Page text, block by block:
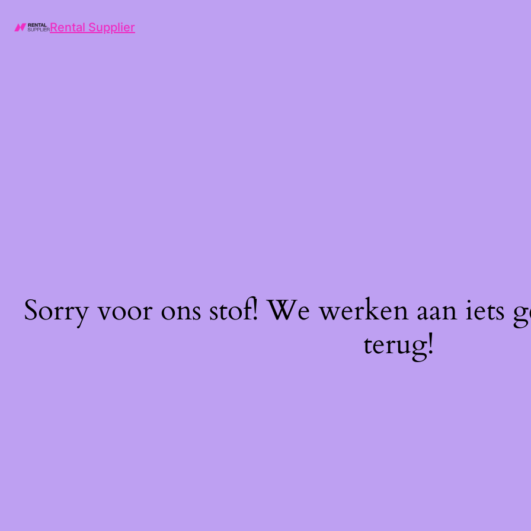
Rental Supplier
Sorry voor ons stof! We werken aan iets
terug!